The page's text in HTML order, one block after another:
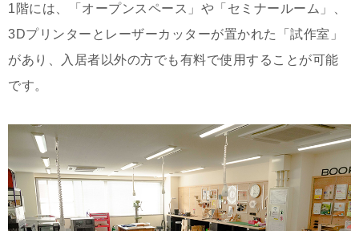
1階には、「オープンスペース」や「セミナールーム」、
3Dプリンターとレーザーカッターが置かれた「試作室」
があり、入居者以外の方でも有料で使用することが可能
です。